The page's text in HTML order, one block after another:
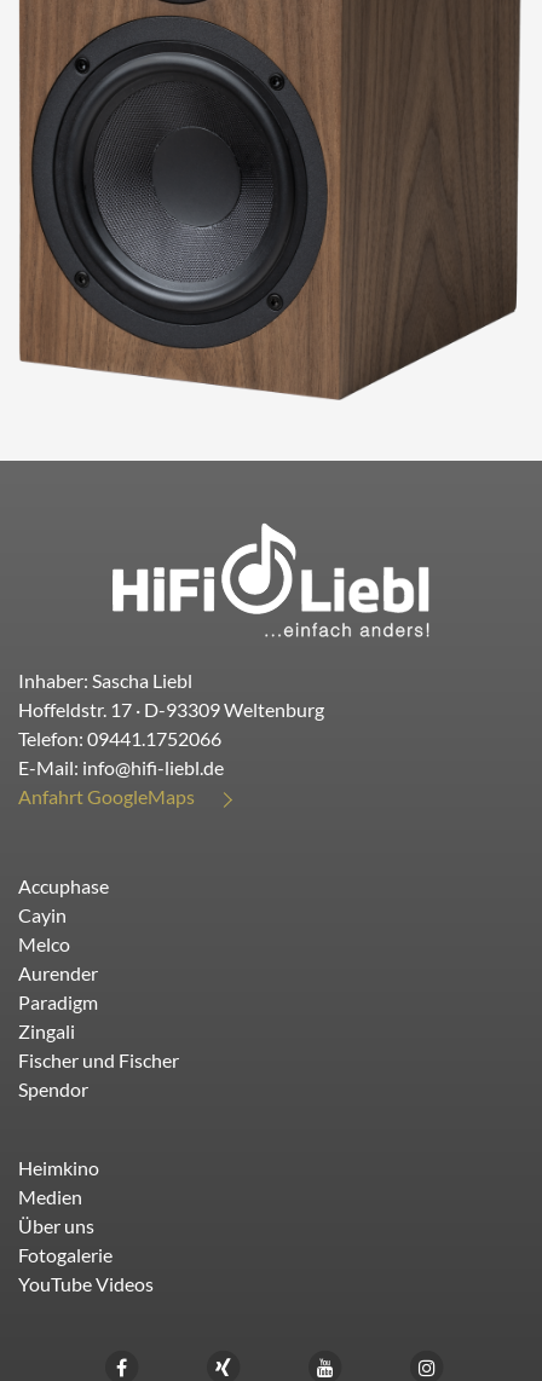
Inhaber: Sascha Liebl
Hoffeldstr. 17 · D-93309Weltenburg
Telefon: 09441.1752066
E-Mail: info@hifi-liebl.de
Anfahrt GoogleMaps
Accuphase
Cayin
Melco
Aurender
Paradigm
Zingali
Fischer und Fischer
Spendor
Heimkino
Medien
Über uns
Fotogalerie
YouTube Videos